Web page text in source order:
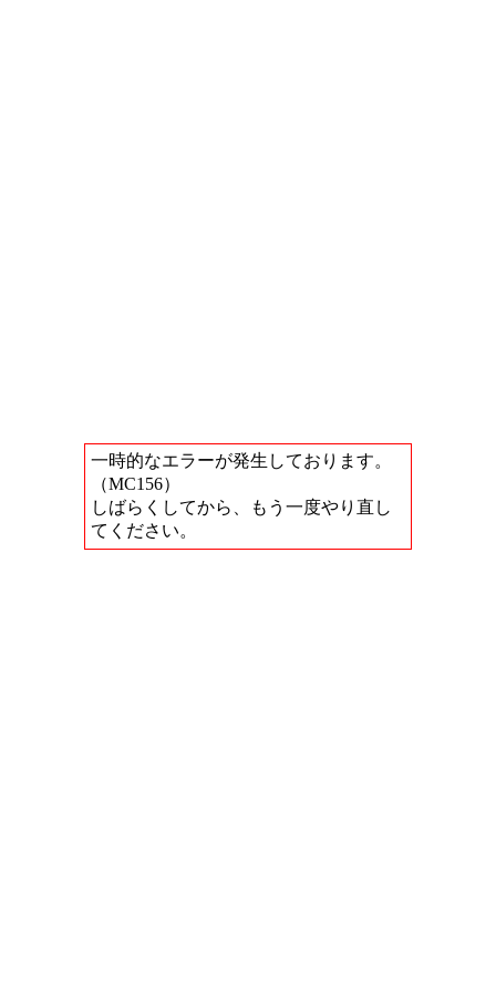
一時的なエラーが発生しております。
（MC156）
しばらくしてから、もう一度やり直し
てください。